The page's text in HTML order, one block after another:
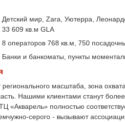
Детский мир, Zara, Уютерра,
33 609 кв.м GLA
8 операторов 768 кв.м, 750
Банки и банкоматы, пункты
масштаба, зона
Нашими клиентами станут
«Акварель» полностью
серого - вызывают